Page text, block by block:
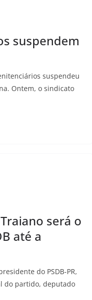
suspendem
suspendeu
Ontem, o sindicato
será o
até a
do PSDB-PR,
do partido, deputado